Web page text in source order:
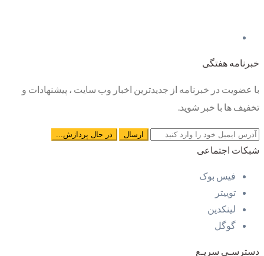
خبرنامه هفتگی
با عضویت در خبرنامه از جدیدترین اخبار وب سایت ، پیشنهادات و
تخفیف ها با خبر شوید.
شبکات اجتماعی
فیس بوک
توییتر
لینکدین
گوگل
دسترسـی سریـع